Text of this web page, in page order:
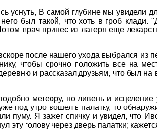
уснуть, В самой глубине мы увидели
был такой, что хоть в гроб клади.
врач принес из лагеря еще
после нашего ухода выбрался
чтобы срочно положить все на
и рассказал друзьям, что был на
метеору, но ливень и
под утро вошел в палатку, то
пуму. Я зажег спичку и увидел, что
эту голову через дверь палатки;